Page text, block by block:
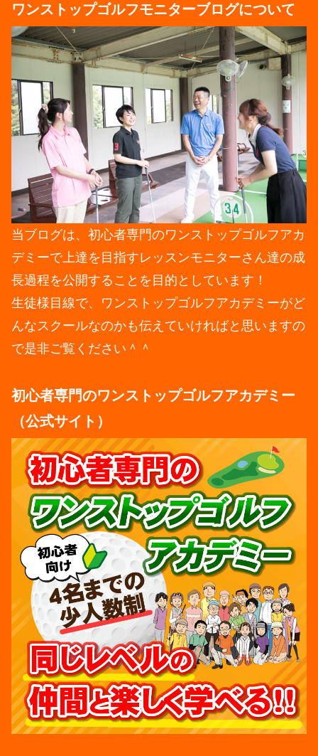
ワンストップゴルフモニターブログについて
当ブログは、初心者専門のワンストップゴルフアカ
デミーで上達を目指すレッスンモニターさん達の成
長過程を公開することを目的としています！
生徒様目線で、ワンストップゴルフアカデミーがど
んなスクールなのかも伝えていければと思いますの
で是非ご覧ください＾＾
初心者専門のワンストップゴルフアカデミー
（公式サイト）